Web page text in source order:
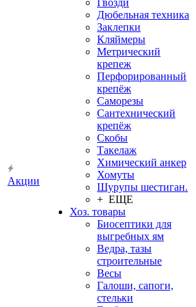
Акции
Гвозди
Дюбельная техника
Заклепки
Кляймеры
Метрический
крепеж
Перфорированный
крепёж
Саморезы
Сантехнический
крепёж
Скобы
Такелаж
Химический анкер
Хомуты
Шурупы шестиган.
+ ЕЩЕ
Хоз. товары
Биосептики для
выгребных ям
Ведра, тазы
строительные
Весы
Галоши, сапоги,
стельки